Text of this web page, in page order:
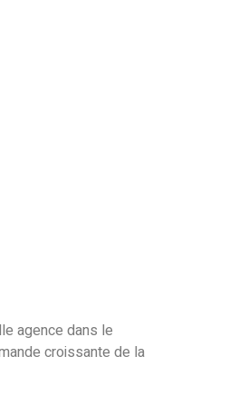
agence dans le
croissante de la